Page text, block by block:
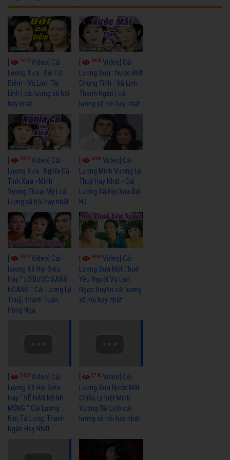
7675 Video] Cải
Lương Xưa : Đời Cô
Diễm - Vũ Linh Tài
Linh | cải lương xã hội
hay nhất
6928Video] Cải
Lương Xưa : Nước Mắt
Chung Tình - Vũ Linh
Thanh Ngân | cải
lương xã hội hay nhất
6073 Video] Cải
Lương Xưa : Nghĩa Cũ
Tình Xưa - Minh
Vương Thoại Mỹ | cải
lương xã hội hay nhất
6690Video] Cải
Lương Minh Vương Lệ
Thuỷ Hay Nhất - Cải
Lương Xã Hội Xưa Bất
Hủ
6979 Video] Cải
Lương Xã Hội Siêu
Hay " LỠ BƯỚC SANG
NGANG " Cải Lương Lệ
Thuỷ, Thanh Tuấn,
Hồng Nga
6394Video] Cải
Lương Xưa Một Thuở
Yêu Người Vũ Linh
Ngọc Huyền cải lương
xã hội hay nhất
5463 Video] Cải
Lương Xã Hội Siêu
Hay " BỂ HẬN MÊNH
MÔNG " Cải Lương
Kim Tử Long, Thanh
Ngân Hay Nhất
5740Video] Cải
Lương Xưa Nước Mắt
Chiều Ly Biệt Minh
Vương Tài Linh cải
lương xã hội hay nhất